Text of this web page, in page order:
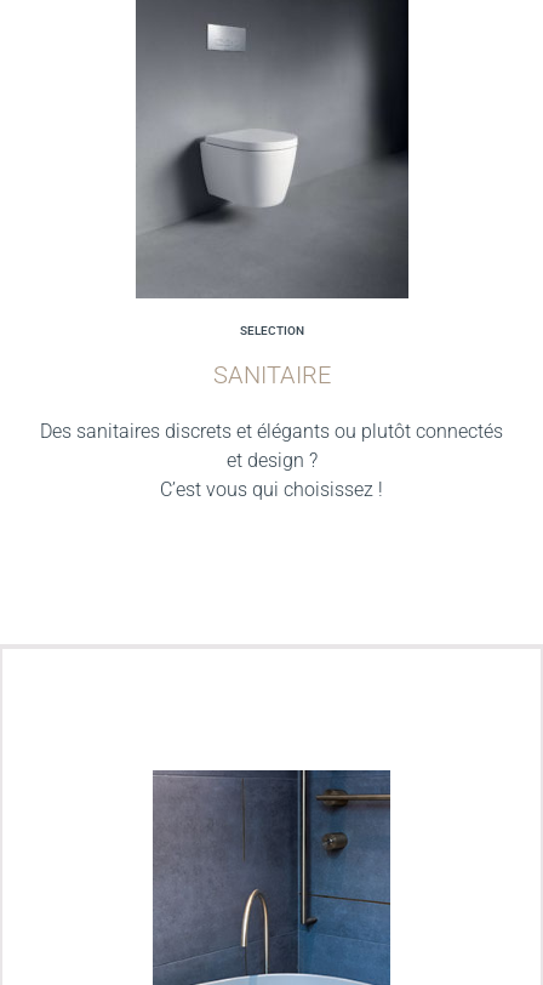
SELECTION
SANITAIRE
Des sanitaires discrets et élégants ou plutôt connectés
et design ?
C’est vous qui choisissez !